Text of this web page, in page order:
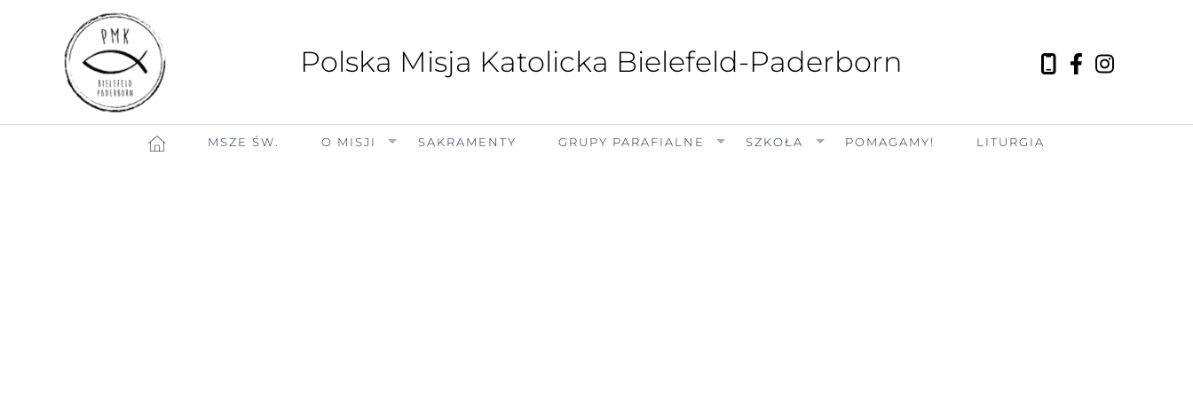
Polska Misja Katolicka Bielefeld-Paderborn
MSZE ŚW. O MISJI SAKRAMENTY GRUPY PARAFIALNE SZKOŁA POMAGAMY! LITURGIA